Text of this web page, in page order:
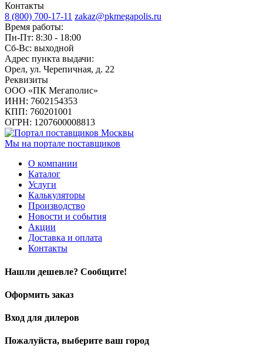
Контакты
8 (800) 700-17-11 zakaz@pkmegapolis.ru
Время работы:
Пн-Пт: 8:30 - 18:00
Сб-Вс: выходной
Адрес пункта выдачи:
Орел, ул. Черепичная, д. 22
Реквизиты
ООО «ПК Мегаполис»
ИНН: 7602154353
КПП: 760201001
ОГРН: 1207600008813
Мы на портале поставщиков
О компании
Каталог
Услуги
Калькуляторы
Производство
Новости и события
Акции
Доставка и оплата
Контакты
Нашли дешевле? Сообщите!
Оформить заказ
Вход для дилеров
Пожалуйста, выберите ваш город